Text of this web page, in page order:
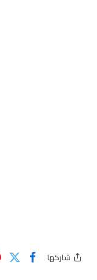
شاركها